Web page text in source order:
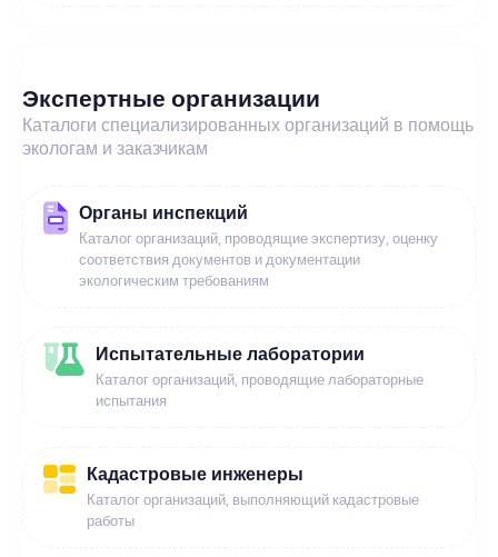
Экспертные организации
Каталоги специализированных организаций в помощь
экологам и заказчикам
Органы инспекций
Каталог организаций, проводящие экспертизу, оценку
соответствия документов и документации
экологическим требованиям
Испытательные лаборатории
Каталог организаций, проводящие лабораторные
испытания
Кадастровые инженеры
Каталог организаций, выполняющий кадастровые
работы